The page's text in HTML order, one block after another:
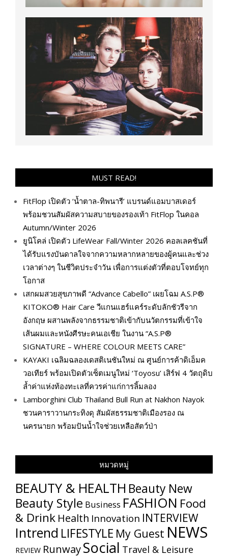
MUST READ!
FitFlop เปิดตัว ‘น้ำตาล-ทิพนารี’ แบรนด์แอมบาสเดอร์
พร้อมชวนสัมผัสความสบายของรองเท้า FitFlop ในคอล
Autumn/Winter 2026
ยูนิโคล่ เปิดตัว LifeWear Fall/Winter 2026 คอลเลคชันที่
ได้รับแรงบันดาลใจจากความหลากหลายของผู้คนและช่วง
เวลาต่างๆ ในชีวิตประจำวัน เพื่อการแต่งตัวที่ตอบโจทย์ทุก
โอกาส
เสกผมสวยสุขภาพดี “Advance Cabello” เผยโฉม A.S.P®
KITOKO® Hair Care วีแกนแฮร์แคร์ระดับลักชัวรีจาก
อังกฤษ ผสานพลังจากธรรมชาติเข้ากับนวัตกรรมที่เข้าใจ
เส้นผมและหนังศีรษะคนเอเชีย ในงาน “A.S.P®
SIGNATURE – WHERE COLOUR MEETS CARE”
KAYAKI เฉลิมฉลองเดสติเนชันใหม่ ณ ศูนย์การค้าดิเอ็มค
วอเทียร์ พร้อมเปิดตัวเซ็ตเมนูใหม่ ‘Toyosu’ เสิร์ฟ 4 วัตถุดิบ
ล้ำค่าแห่งท้องทะเลที่ควรค่าแก่การลิ้มลอง
Lamborghini Club Thailand Bull Run at Nakhon Nayok
ชวนคาราวานกระทิงดุ สัมผัสธรรมชาติเมืองรอง ณ
นครนายก พร้อมปันน้ำใจช่วยเหลือสัตว์ป่า
หมวดหมู่
BEAUTY & HEALTH Beauty New
Beauty Style Business FASHION Food
& Drink Health Innovation INTERVIEW
Intrend LIFESTYLE My​ Guest NEWS
REVIEW RunwaySocial Travel & Leisure